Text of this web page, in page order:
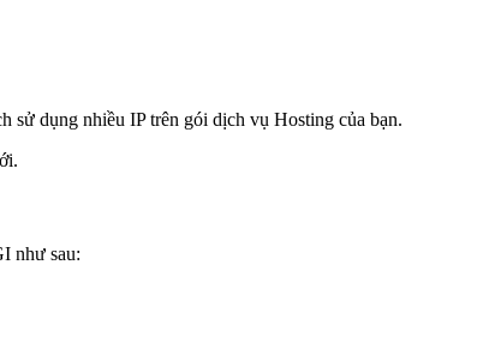
sử dụng nhiều IP trên gói dịch vụ Hosting của bạn.
như sau: